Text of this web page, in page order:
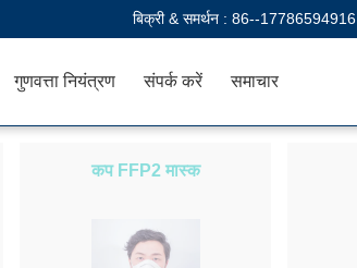
बिक्री & समर्थन : 86--17786594916
गुणवत्ता नियंत्रण संपर्क करें समाचार
कप FFP2 मास्क